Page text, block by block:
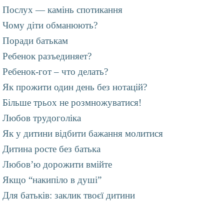
Послух — камінь спотикання
Чому діти обманюють?
Поради батькам
Ребенок разъединяет?
Ребенок-гот – что делать?
Як прожити один день без нотацій?
Більше трьох не розмножуватися!
Любов трудоголіка
Як у дитини відбити бажання молитися
Дитина росте без батька
Любов’ю дорожити вмійте
Якщо “накипіло в душі”
Для батьків: заклик твоєї дитини